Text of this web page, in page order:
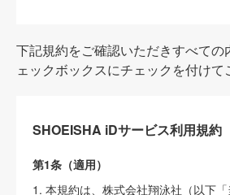
下記規約をご確認いただきすべての
ェックボックスにチェックを付けて
SHOEISHA iDサービス利用規約
第1条（適用）
1. 本規約は、株式会社翔泳社（以下「